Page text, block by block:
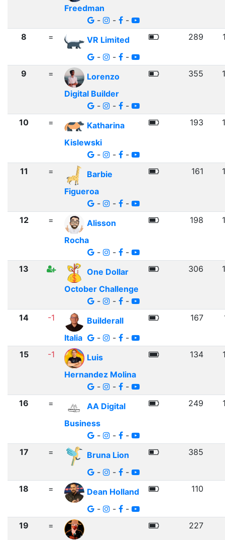
Freedman
-
-
-
8
=
VR Limited
-
- -
289
9 =
Lorenzo
Digital Builder
-
- -
355
10 =
Katharina
Kislewski
-
- -
193
11 =
Barbie
Figueroa
-
- -
161
12 =
Alisson
Rocha
-
- -
198
13
One Dollar
October Challenge
-
- -
306
14 -1
Builderall
Italia
- - -
167
15 -1
Luis
Hernandez Molina
-
- -
134
16 =
AA Digital
Business
-
- -
249
17 =
Bruna Lion
-
- -
385
18 =
Dean Holland
-
- -
110
19
=
227